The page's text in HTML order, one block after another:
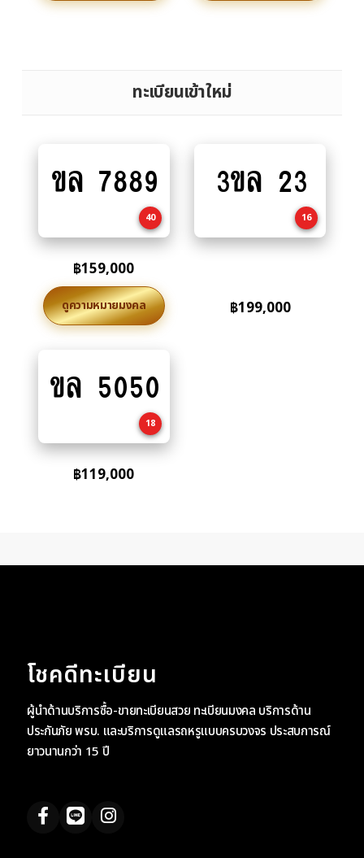
ทะเบียนเข้าใหม่
to
ขล 7889
40
฿159,000
ดูความหมายมงคล
to
3ขล 23
16
฿199,000
to
ขล 5050
18
฿119,000
โชคดีทะเบียน
ผู้นำด้านบริการซื้อ-ขายทะเบียนสวย ทะเบียนมงคล บริการด้าน
ประกันภัย พรบ. และบริการดูแลรถหรูแบบครบวงจร ประสบการณ์
ยาวนานกว่า 15 ปี